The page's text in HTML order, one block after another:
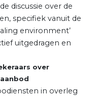
discussie over de
specifiek vanuit de
environment’
uitgedragen en
over
in overleg